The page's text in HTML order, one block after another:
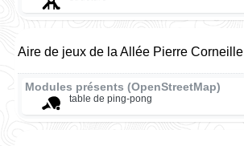
Aire de jeux de la Allée Pierre Corneille
Modules présents (OpenStreetMap)
table de ping-pong